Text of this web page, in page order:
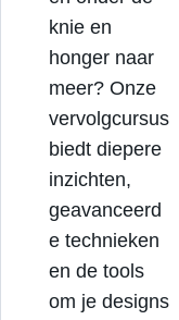
knie en
honger naar
meer? Onze
vervolgcursus
biedt diepere
inzichten,
geavanceerd
e technieken
en de tools
om je designs